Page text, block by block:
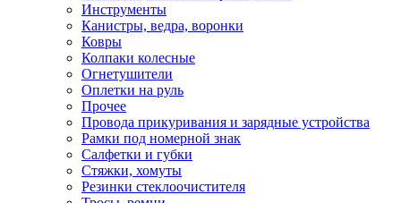
Инструменты
Канистры, ведра, воронки
Ковры
Колпаки колесные
Огнетушители
Оплетки на руль
Прочее
Провода прикуривания и зарядные устройства
Рамки под номерной знак
Салфетки и губки
Стяжки, хомуты
Резинки стеклоочистителя